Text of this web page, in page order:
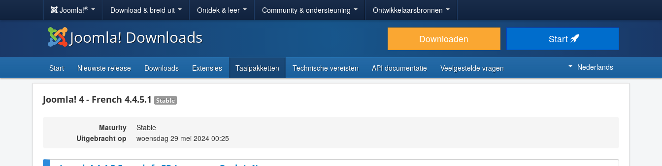
Joomla!® Download & breid uit Ontdek & leer Community & ondersteuning Ontwikkelaarsbronnen
Joomla! Downloads Downloaden Start
Start Nieuwste release Downloads Extensies Taalpakketten Technische vereisten API documentatie Veelgestelde vragen Nederlands
Joomla! 4 - French 4.4.5.1 Stable
Maturity
Stable
Uitgebracht op
woensdag 29 mei 2024 00:25